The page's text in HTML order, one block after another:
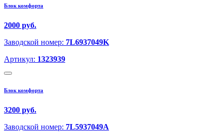
Блок комфорта
2000 руб.
Заводской номер: 7L6937049K
Артикул: 1323939
Блок комфорта
3200 руб.
Заводской номер: 7L5937049A